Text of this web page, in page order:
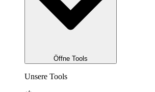
Öffne Tools
Unsere Tools